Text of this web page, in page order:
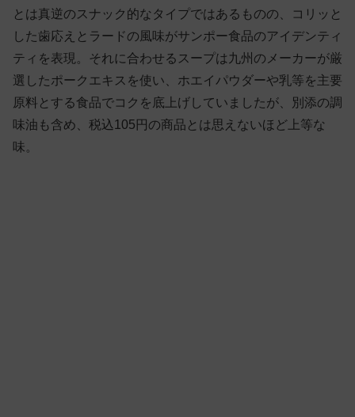
とは真逆のスナック的なタイプではあるものの、コリッと
した歯応えとラードの風味がサンポー食品のアイデンティ
ティを表現。それに合わせるスープは九州のメーカーが厳
選したポークエキスを使い、ホエイパウダーや乳等を主要
原料とする食品でコクを底上げしていましたが、別添の調
味油も含め、税込105円の商品とは思えないほど上等な
味。